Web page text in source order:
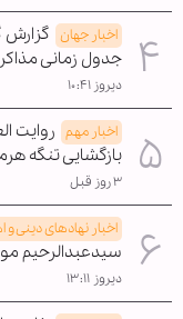
اخبار جهان گزارش
جدول زمانی
دیروز ۱۰:۴۱
اخبار مهم روایت
بازگشایی تنگه
۳ روز قبل
اخبار نهادهای دینی
سیدعبدالرحیم
دیروز ۱۳:۱۱